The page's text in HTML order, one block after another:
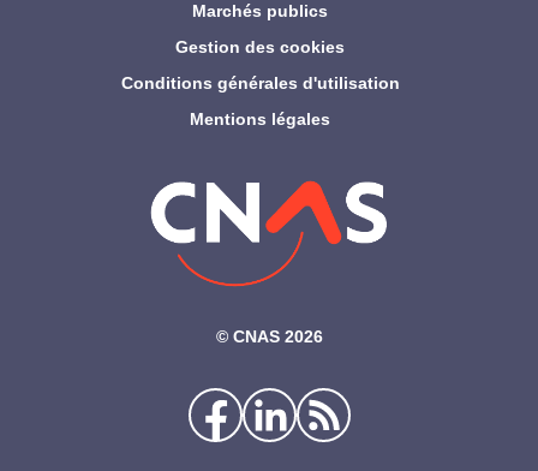
©‎ CNAS 2026
Marchés publics
Gestion des cookies
Conditions générales d'utilisation
Mentions légales